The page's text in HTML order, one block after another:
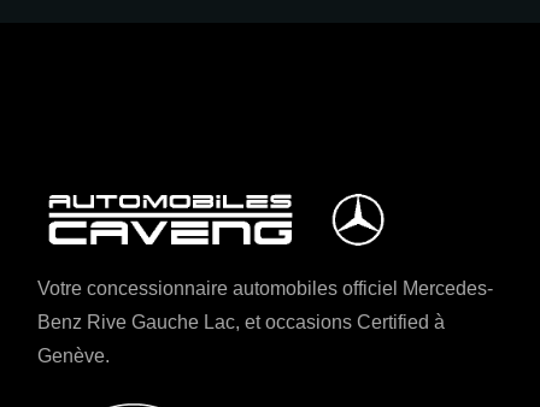
Votre concessionnaire automobiles officiel Mercedes-
Benz Rive Gauche Lac, et occasions Certified à
Genève.